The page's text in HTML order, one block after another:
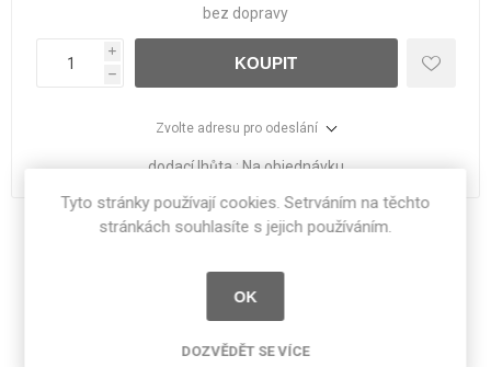
bez dopravy
i
h
KOUPIT
Zvolte adresu pro odeslání
dodací lhůta :Na objednávku
Sdílet:
POPIS PRODUKTU
Tyto stránky používají cookies. Setrváním na těchto
stránkách souhlasíte s jejich používáním.
OK
DOZVĚDĚT SE VÍCE